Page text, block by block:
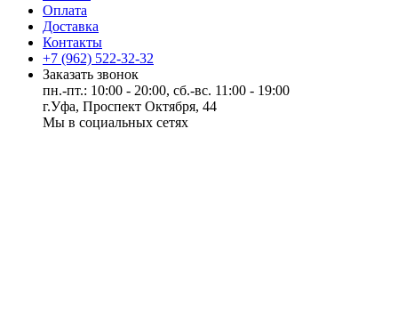
Оплата
Доставка
Контакты
+7 (962) 522-32-32
Заказать звонок
пн.-пт.: 10:00 - 20:00, сб.-вс. 11:00 - 19:00
г.Уфа, Проспект Октября, 44
Мы в социальных сетях